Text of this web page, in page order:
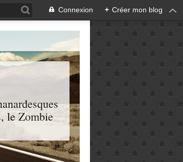
Connexion + Créer mon blog
le Zombie